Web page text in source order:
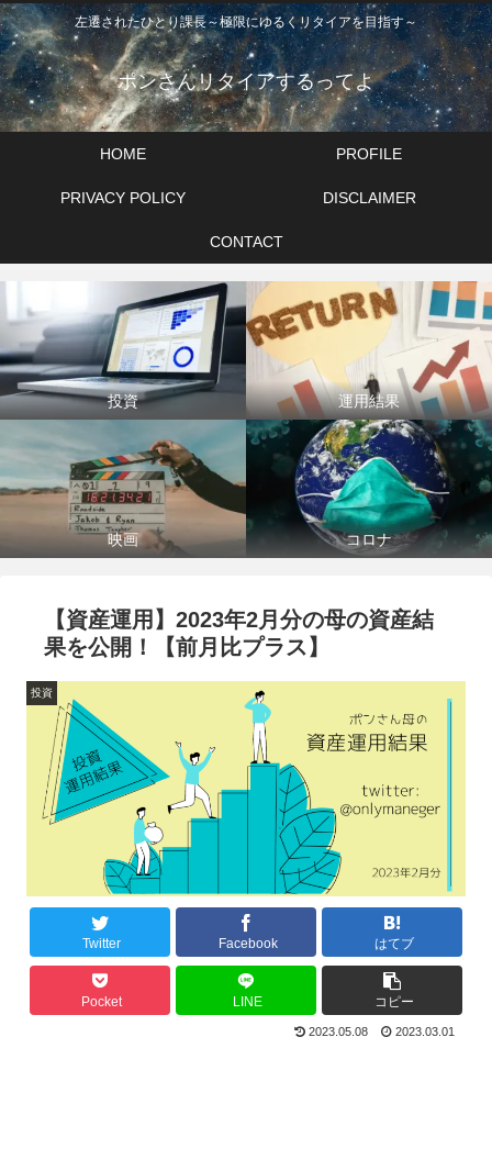
左遷されたひとり課長～極限にゆるくリタイアを目指す～
ポンさんリタイアするってよ
HOME PROFILE
PRIVACY POLICY DISCLAIMER
CONTACT
投資 運用結果
映画 コロナ
【資産運用】2023年2月分の母の資産結
果を公開！【前月比プラス】
投資
Twitter Facebook はてブ
Pocket LINE コピー
2023.05.08 2023.03.01